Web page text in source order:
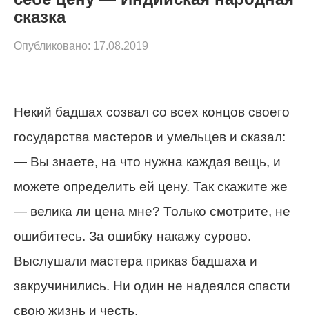
к
сказка
Опубликовано: 17.08.2019
Некий бадшах созвал со всех концов своего
государства мастеров и умельцев и сказал:
— Вы знаете, на что нужна каждая вещь, и
можете определить ей цену. Так скажите же
— велика ли цена мне? Только смотрите, не
ошибитесь. За ошибку накажу сурово.
Выслушали мастера приказ бадшаха и
закручинились. Ни один не надеялся спасти
свою жизнь и честь.